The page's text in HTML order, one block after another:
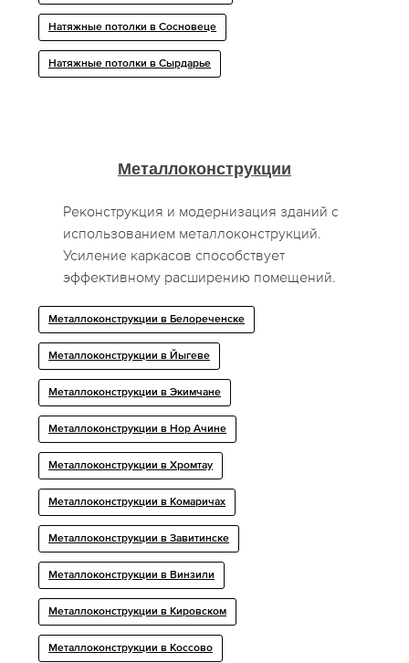
Натяжные потолки в Сосновеце
Натяжные потолки в Сырдарье
Металлоконструкции
Реконструкция и модернизация зданий с
использованием металлоконструкций.
Усиление каркасов способствует
эффективному расширению помещений.
Металлоконструкции в Белореченске
Металлоконструкции в Йыгеве
Металлоконструкции в Экимчане
Металлоконструкции в Нор Ачине
Металлоконструкции в Хромтау
Металлоконструкции в Комаричах
Металлоконструкции в Завитинске
Металлоконструкции в Винзили
Металлоконструкции в Кировском
Металлоконструкции в Коссово